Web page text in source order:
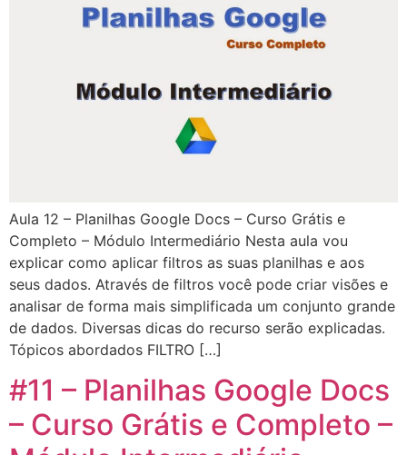
Aula 12 – Planilhas Google Docs – Curso Grátis e
Completo – Módulo Intermediário Nesta aula vou
explicar como aplicar filtros as suas planilhas e aos
seus dados. Através de filtros você pode criar visões e
analisar de forma mais simplificada um conjunto grande
de dados. Diversas dicas do recurso serão explicadas.
Tópicos abordados FILTRO […]
#11 – Planilhas Google Docs
– Curso Grátis e Completo –